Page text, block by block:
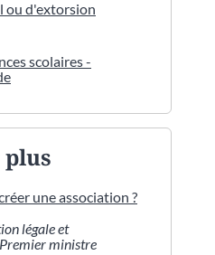
ou d'extorsion
scolaires -
une association ?
légale et
ministre